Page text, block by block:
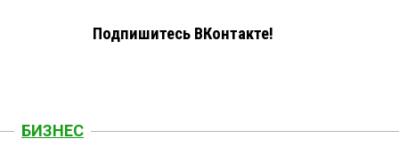
Подпишитесь ВКонтакте!
БИЗНЕС